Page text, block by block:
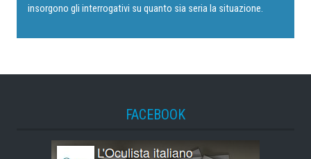
insorgono gli interrogativi su quanto sia seria la situazione.
FACEBOOK